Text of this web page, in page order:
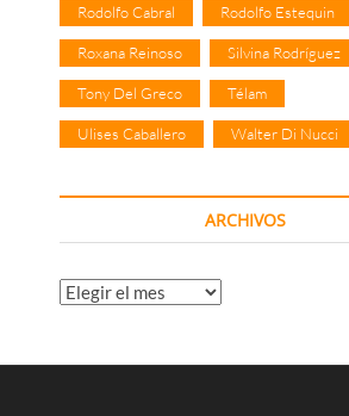
Rodolfo Cabral Rodolfo Estequin
Roxana Reinoso Silvina Rodríguez
Tony Del Greco Télam
Ulises Caballero Walter Di Nucci
ARCHIVOS
Archivos